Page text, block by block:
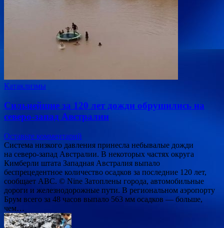
Катаклизмы
Сильнейшие за 120 лет дожди обрушились на
северо-запад Австралии
Оставьте комментарий
Система низкого давления принесла небывалые дожди
на северо-запад Австралии. В некоторых частях округа
Кимберли штата Западная Австралия выпало
беспрецедентное количество осадков за последние 120 лет,
сообщает ABC. © Nine Затоплены города, автомобильные
дороги и железнодорожные пути. В региональном аэропорту
Брум всего за 48 часов выпало 563 мм осадков — больше,
чем…